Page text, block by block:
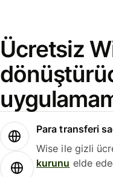
Ücretsiz
Para transferi
Wise ile gizli
kurunu elde